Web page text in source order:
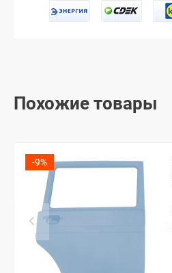
Похожие товары
-9%